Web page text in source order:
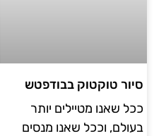
סיור טוקטוק בבודפטש
ככל שאנו מטיילים יותר
בעולם, וככל שאנו מנסים